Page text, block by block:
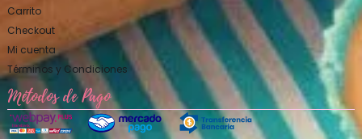
Carrito
Checkout
Mi cuenta
Términos y Condiciones
Métodos de Pago